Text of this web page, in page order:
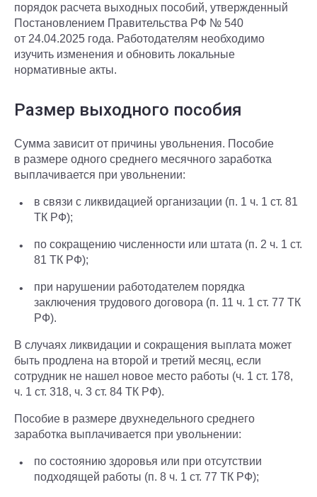
порядок расчета выходных пособий, утвержденный
Постановлением Правительства РФ № 540
от 24.04.2025 года. Работодателям необходимо
изучить изменения и обновить локальные
нормативные акты.
Размер выходного пособия
Сумма зависит от причины увольнения. Пособие
в размере одного среднего месячного заработка
выплачивается при увольнении:
в связи с ликвидацией организации (п. 1 ч. 1 ст. 81
ТК РФ);
по сокращению численности или штата (п. 2 ч. 1 ст.
81 ТК РФ);
при нарушении работодателем порядка
заключения трудового договора (п. 11 ч. 1 ст. 77 ТК
РФ).
В случаях ликвидации и сокращения выплата может
быть продлена на второй и третий месяц, если
сотрудник не нашел новое место работы (ч. 1 ст. 178,
ч. 1 ст. 318, ч. 3 ст. 84 ТК РФ).
Пособие в размере двухнедельного среднего
заработка выплачивается при увольнении:
по состоянию здоровья или при отсутствии
подходящей работы (п. 8 ч. 1 ст. 77 ТК РФ);